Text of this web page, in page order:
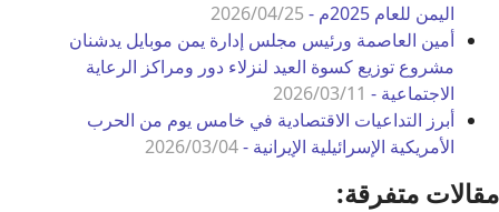
اليمن للعام 2025م -
2026/04/25
أمين العاصمة ورئيس مجلس إدارة يمن موبايل يدشنان
مشروع توزيع كسوة العيد لنزلاء دور ومراكز الرعاية
الاجتماعية - 2026/03/11
أبرز التداعيات الاقتصادية في خامس يوم من الحرب
الأمريكية الإسرائيلية الإيرانية -2026/03/04
مقالات متفرقة: